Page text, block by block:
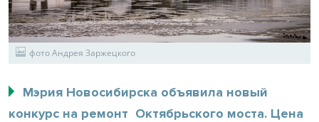
фото Андрея Заржецкого
Мэрия Новосибирска объявила новый
конкурс на ремонт Октябрьского моста. Цена